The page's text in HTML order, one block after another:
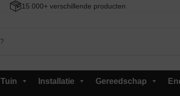
15.000+ verschillende producten
Tuin Installatie Gereedschap